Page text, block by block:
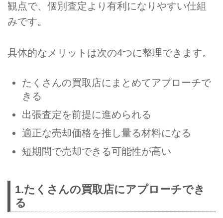
観点で、個別査定より有利になりやすい仕組
みです。
具体的なメリットは次の4つに整理できます。
たくさんの買取店にまとめてアプローチで
きる
出張査定を前提に進められる
適正な売却価格を推し量る材料になる
短期間で売却できる可能性が高い
1.たくさんの買取店にアプローチでき
る